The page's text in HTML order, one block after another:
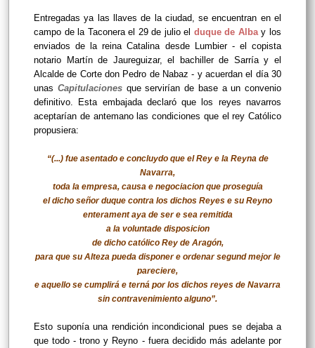
Entregadas ya las llaves de la ciudad, se encuentran en el
campo de la Taconera el 29 de julio el duque de Alba y los
enviados de la reina Catalina desde Lumbier - el copista
notario Martín de Jaureguizar, el bachiller de Sarría y el
Alcalde de Corte don Pedro de Nabaz - y acuerdan el día 30
unas Capitulacionesque servirían de base a un convenio
definitivo. Esta embajada declaró que los reyes navarros
aceptarían de antemano las condiciones que el rey Católico
propusiera:
“(...) fue asentado e concluydo que el Rey e la Reyna de
Navarra,
toda la empresa, causa e negociacion que proseguía
el dicho señor duque contra los dichos Reyes e su Reyno
enterament aya de ser e sea remitida
a la voluntade disposicion
de dicho católico Rey de Aragón,
para que su Alteza pueda disponer e ordenar segund mejor le
pareciere,
e aquello se cumplirá e terná por los dichos reyes de Navarra
sin contravenimiento alguno”.
Esto suponía una rendición incondicional pues se dejaba a
que todo - trono y Reyno - fuera decidido más adelante por